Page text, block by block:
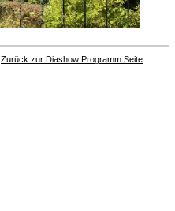
Zurück zur Diashow Programm Seite